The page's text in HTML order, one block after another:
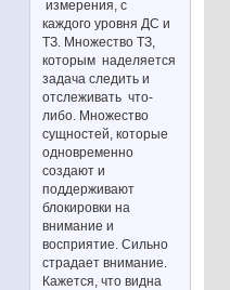
измерения, с
каждого уровня ДС и
ТЗ. Множество ТЗ,
которым наделяется
задача следить и
отслеживать что-
либо. Множество
сущностей, которые
одновременно
создают и
поддерживают
блокировки на
внимание и
восприятие. Сильно
страдает внимание.
Кажется, что видна